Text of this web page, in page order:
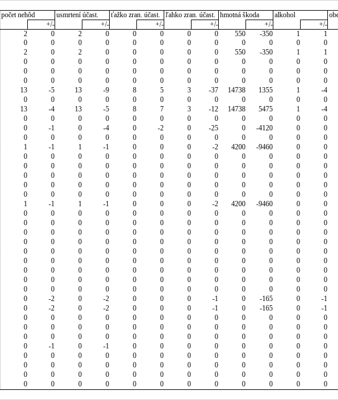
počet nehôd usmrtení účast. ťažko zran. účast. ľahko zran. účast. hmotná škoda alkohol
+/-
+/- +/- +/- +/- +/-
2 0 2 0 0 0 0 0 550 -350 1 1
0 0 0 0 0 0 0 0 0 0 0 0
2 0 2 0 0 0 0 0 550 -350 1 1
0 0 0 0 0 0 0 0 0 0 0 0
0 0 0 0 0 0 0 0 0 0 0 0
0 0 0 0 0 0 0 0 0 0 0 0
13 -5 13 -9 8 5 3 -37 14738 1355 1 -4
0 0 0 0 0 0 0 0 0 0 0 0
13 -4 13 -5 8 7 3 -12 14738 5475 1 -4
0 0 0 0 0 0 0 0 0 0 0 0
0 -1 0 -4 0 -2 0 -25 0 -4120 0 0
0 0 0 0 0 0 0 0 0 0 0 0
1 -1 1 -1 0 0 0 -2 4200 -9460 0 0
0 0 0 0 0 0 0 0 0 0 0 0
0 0 0 0 0 0 0 0 0 0 0 0
0 0 0 0 0 0 0 0 0 0 0 0
0 0 0 0 0 0 0 0 0 0 0 0
0 0 0 0 0 0 0 0 0 0 0 0
1 -1 1 -1 0 0 0 -2 4200 -9460 0 0
0 0 0 0 0 0 0 0 0 0 0 0
0 0 0 0 0 0 0 0 0 0 0 0
0 0 0 0 0 0 0 0 0 0 0 0
0 0 0 0 0 0 0 0 0 0 0 0
0 0 0 0 0 0 0 0 0 0 0 0
0 0 0 0 0 0 0 0 0 0 0 0
0 0 0 0 0 0 0 0 0 0 0 0
0 0 0 0 0 0 0 0 0 0 0 0
0 0 0 0 0 0 0 0 0 0 0 0
0 -2 0 -2 0 0 0 -1 0 -165 0 -1
0 -2 0 -2 0 0 0 -1 0 -165 0 -1
0 0 0 0 0 0 0 0 0 0 0 0
0 0 0 0 0 0 0 0 0 0 0 0
0 0 0 0 0 0 0 0 0 0 0 0
0 -1 0 -1 0 0 0 0 0 0 0 0
0 0 0 0 0 0 0 0 0 0 0 0
0 0 0 0 0 0 0 0 0 0 0 0
0 0 0 0 0 0 0 0 0 0 0 0
0 0 0 0 0 0 0 0 0 0 0 0